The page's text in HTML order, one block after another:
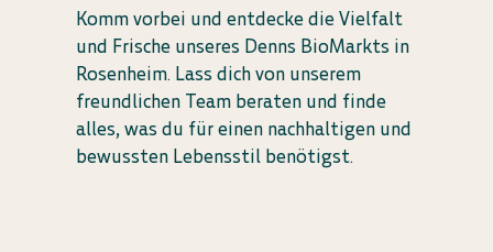
Komm vorbei und entdecke die Vielfalt
und Frische unseres Denns BioMarkts in
Rosenheim. Lass dich von unserem
freundlichen Team beraten und finde
alles, was du für einen nachhaltigen und
bewussten Lebensstil benötigst.